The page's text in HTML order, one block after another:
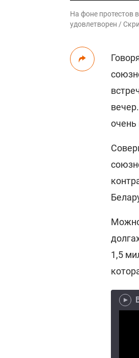
На фоне протестов
удовлетворен /
очень
1,5